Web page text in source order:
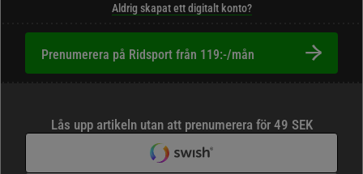
Aldrig skapat ett digitalt konto?
Prenumerera på Ridsport från 119:-/mån